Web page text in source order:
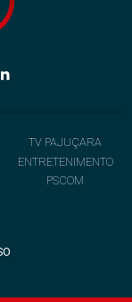
TV PAJUÇARA
ENTRETENIMENTO
PSCOM